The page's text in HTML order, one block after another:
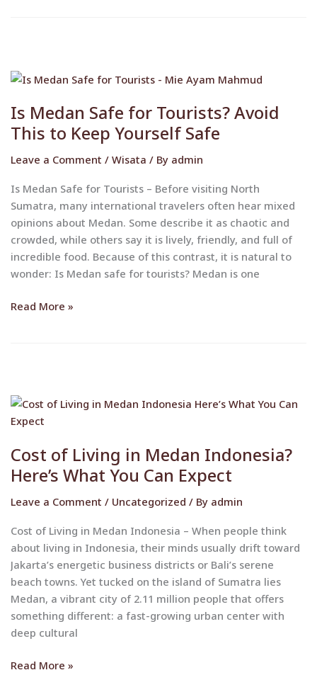
Is Medan Safe for Tourists? Avoid
This to Keep Yourself Safe
Leave a Comment / Wisata / By admin
Is Medan Safe for Tourists – Before visiting North
Sumatra, many international travelers often hear mixed
opinions about Medan. Some describe it as chaotic and
crowded, while others say it is lively, friendly, and full of
incredible food. Because of this contrast, it is natural to
wonder: Is Medan safe for tourists? Medan is one
Is
Safe
for
Avoid
to
Keep
Yourself
Safe
Read More »
Cost of Living in Medan Indonesia?
Here’s What You Can Expect
Leave a Comment / Uncategorized / By admin
Cost of Living in Medan Indonesia – When people think
about living in Indonesia, their minds usually drift toward
Jakarta’s energetic business districts or Bali’s serene
beach towns. Yet tucked on the island of Sumatra lies
Medan, a vibrant city of 2.11 million people that offers
something different: a fast-growing urban center with
deep cultural
Cost
of
in
Medan
Here’s
You
Can
Expect
Read More »